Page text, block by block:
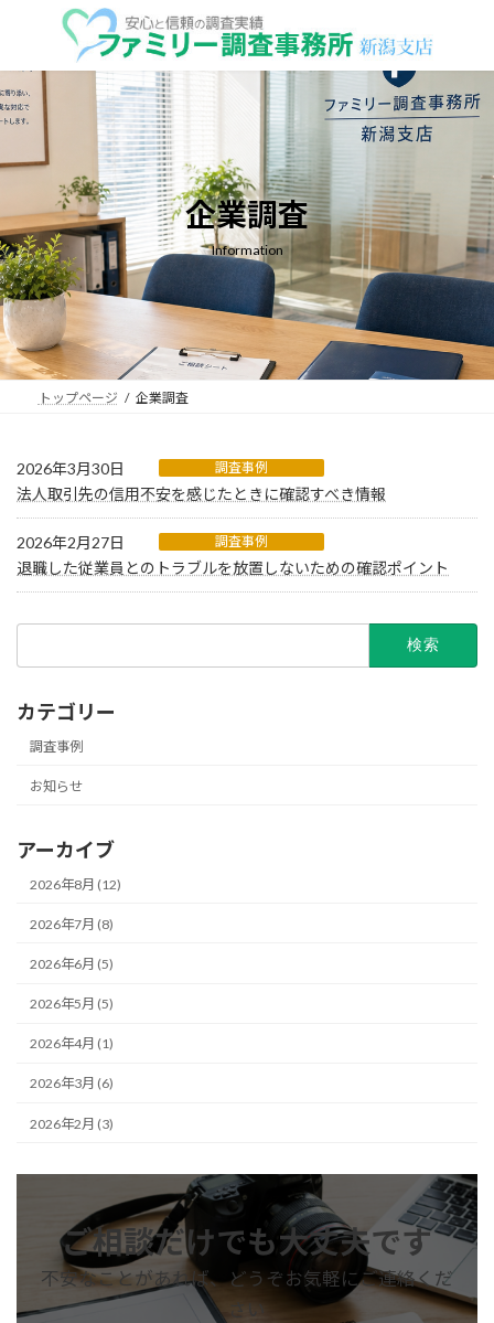
ン
ツ
へ
キ
ー
シ
ョ
に
企業調査
Information
トップページ 企業調査
2026年3月30日 調査事例
法人取引先の信用不安を感じたときに確認すべき情報
2026年2月27日 調査事例
退職した従業員とのトラブルを放置しないための確認ポイント
カテゴリー
調査事例
お知らせ
アーカイブ
2026年8月 (12)
2026年7月 (8)
2026年6月 (5)
2026年5月 (5)
2026年4月 (1)
2026年3月 (6)
2026年2月 (3)
ご相談だけでも大丈夫です
不安なことがあれば、どうぞお気軽にご連絡くだ
さい